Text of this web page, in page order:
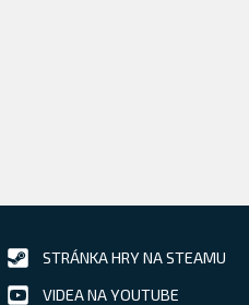
STRÁNKA HRY NA STEAMU
VIDEA NA YOUTUBE